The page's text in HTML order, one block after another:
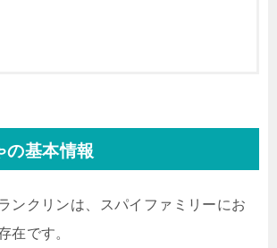
の基本情報
ンクリンは、スパイファミリーにお
在です。